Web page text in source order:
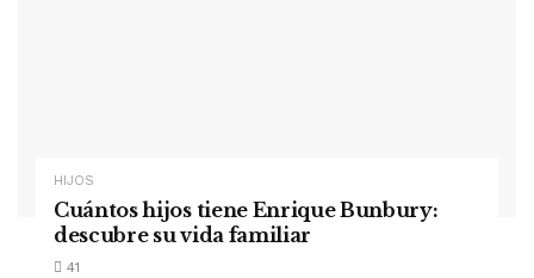
HIJOS
Cuántos hijos tiene Enrique Bunbury:
descubre su vida familiar
41